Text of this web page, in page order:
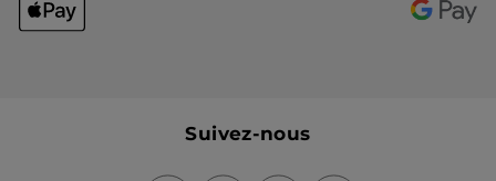
Suivez-nous